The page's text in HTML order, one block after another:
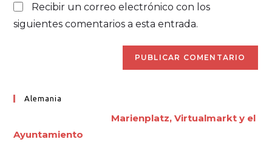
Recibir un correo electrónico con los
siguientes comentarios a esta entrada.
Alemania
Marienplatz, Virtualmarkt y el
Ayuntamiento